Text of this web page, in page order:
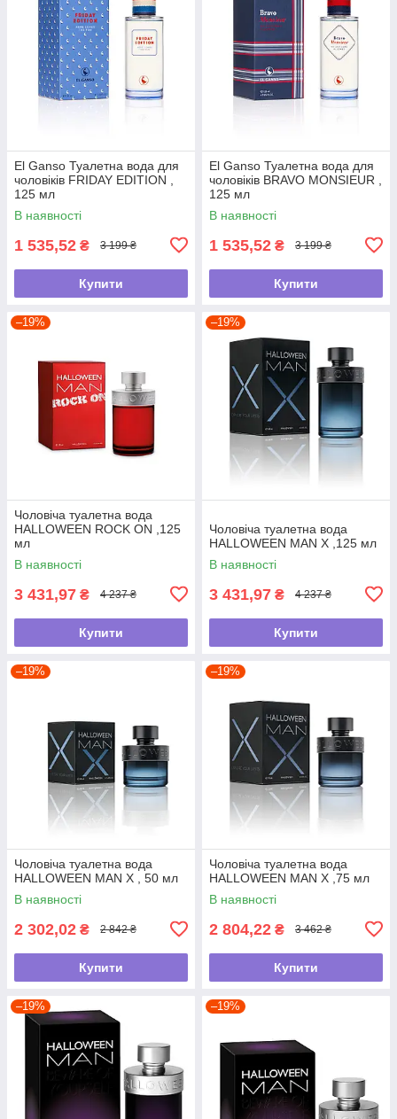
El Ganso Туалетна вода для
чоловіків FRIDAY EDITION ,
125 мл
В наявності
1 535,52 ₴ 3 199 ₴
Купити
El Ganso Туалетна вода для
чоловіків BRAVO MONSIEUR ,
125 мл
В наявності
1 535,52 ₴ 3 199 ₴
Купити
–19%
Чоловіча туалетна вода
HALLOWEEN ROCK ON ,125
мл
В наявності
3 431,97 ₴ 4 237 ₴
Купити
–19%
Чоловіча туалетна вода
HALLOWEEN MAN X ,125 мл
В наявності
3 431,97 ₴ 4 237 ₴
Купити
–19%
Чоловіча туалетна вода
HALLOWEEN MAN X , 50 мл
В наявності
2 302,02 ₴ 2 842 ₴
Купити
–19%
Чоловіча туалетна вода
HALLOWEEN MAN X ,75 мл
В наявності
2 804,22 ₴ 3 462 ₴
Купити
–19% –19%